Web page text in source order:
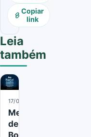
Copiar
link
Leia
também
17/06/2024
Mensagens
de
Boa